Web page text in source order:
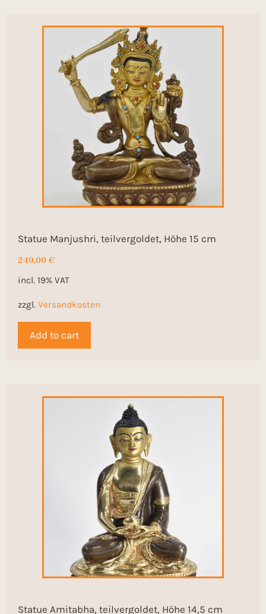
Statue Manjushri, teilvergoldet, Höhe 15 cm
249,00€
incl. 19% VAT
zzgl. Versandkosten
Add to cart
Statue Amitabha, teilvergoldet, Höhe 14,5 cm